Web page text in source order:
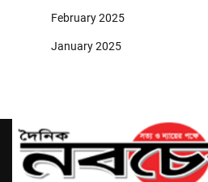
February 2025
January 2025